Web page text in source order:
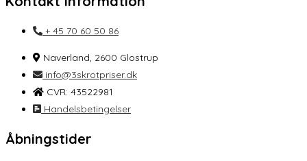
+ 45 70 60 50 86
Naverland, 2600 Glostrup
info@3skrotpriser.dk
CVR: 43522981
Handelsbetingelser
Åbningstider